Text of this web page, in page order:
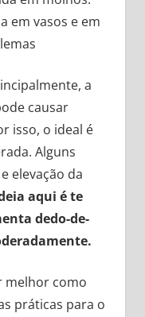
em vasos e em
a
causar
isso, o ideal é
Alguns
elevação da
aqui é te
dedo-de-
melhor como
práticas para o